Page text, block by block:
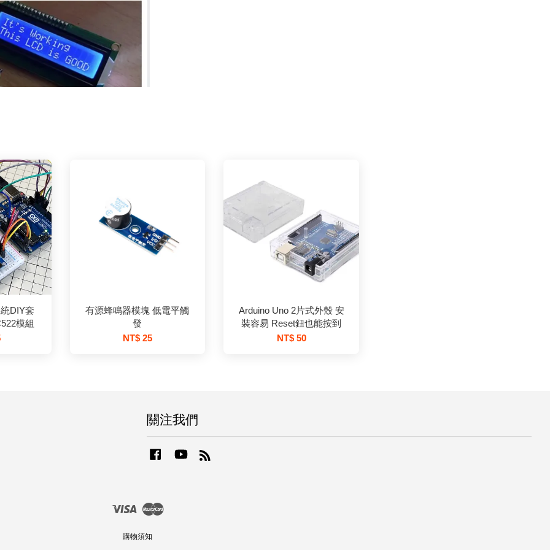
DIY套
模組
有源蜂鳴器模塊 低電平觸
發
NT$ 25
Arduino Uno 2片式外殼 安
裝容易 Reset鈕也能按到
NT$ 50
關注我們
FacebookYouTube
Visa Master
購物須知